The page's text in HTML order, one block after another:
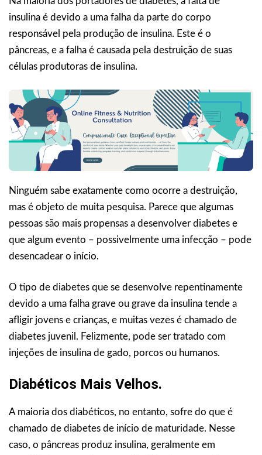
insulina é devido a uma falha da parte do corpo
responsável pela produção de insulina. Este é o
pâncreas, e a falha é causada pela destruição de suas
células produtoras de insulina.
Ninguém sabe exatamente como ocorre a destruição,
mas é objeto de muita pesquisa. Parece que algumas
pessoas são mais propensas a desenvolver diabetes e
que algum evento – possivelmente uma infecção – pode
desencadear o início.
O tipo de diabetes que se desenvolve repentinamente
devido a uma falha grave ou grave da insulina tende a
afligir jovens e crianças, e muitas vezes é chamado de
diabetes juvenil. Felizmente, pode ser tratado com
injeções de insulina de gado, porcos ou humanos.
Diabéticos Mais Velhos.
A maioria dos diabéticos, no entanto, sofre do que é
chamado de diabetes de início de maturidade. Nesse
caso, o pâncreas produz insulina, geralmente em